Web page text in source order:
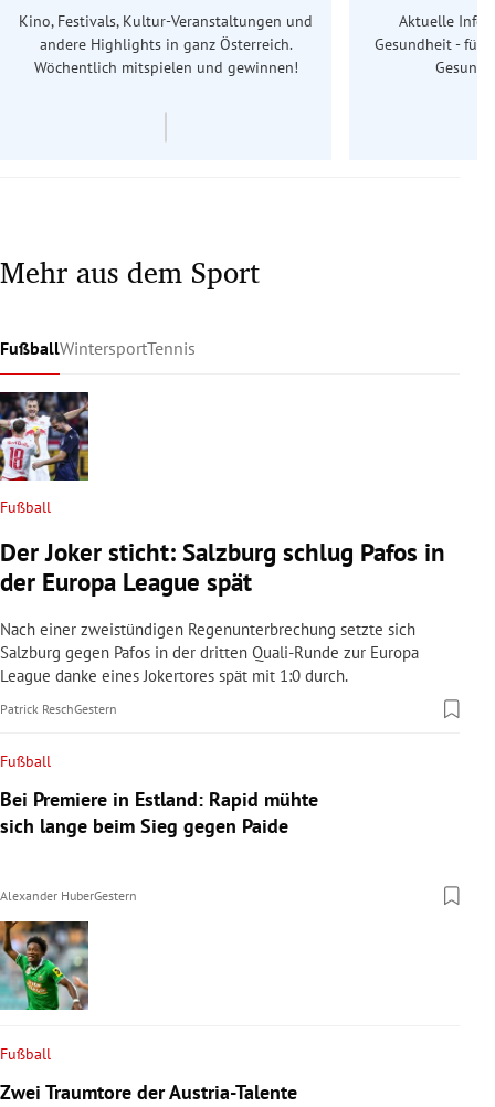
Kino, Festivals, Kultur-Veranstaltungen und
andere Highlights in ganz Österreich.
Wöchentlich mitspielen und gewinnen!
Aktuelle
Gesundheit - für
Mehr aus dem Sport
FußballWintersportTennis
Fußball
Der Joker sticht: Salzburg schlug Pafos in
der Europa League spät
Nach einer zweistündigen Regenunterbrechung setzte sich
Salzburg gegen Pafos in der dritten Quali-Runde zur Europa
League danke eines Jokertores spät mit 1:0 durch.
Patrick ReschGestern
Fußball
Bei Premiere in Estland: Rapid mühte
sich lange beim Sieg gegen Paide
Alexander HuberGestern
Fußball
Zwei Traumtore der Austria-Talente